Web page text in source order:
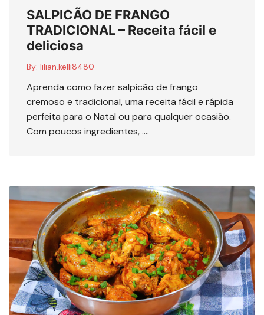
SALPICÃO DE FRANGO
TRADICIONAL – Receita fácil e
deliciosa
By: lilian.kelli8480
Aprenda como fazer salpicão de frango
cremoso e tradicional, uma receita fácil e rápida
perfeita para o Natal ou para qualquer ocasião.
Com poucos ingredientes, ….